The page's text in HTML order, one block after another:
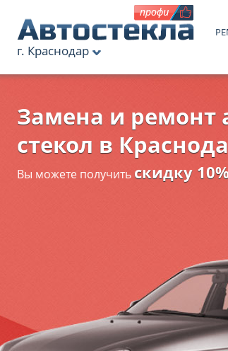
г. Краснодар
Замена и ремонт
стекол в
Вы можете получить скидку